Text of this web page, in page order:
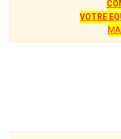
VOTRE